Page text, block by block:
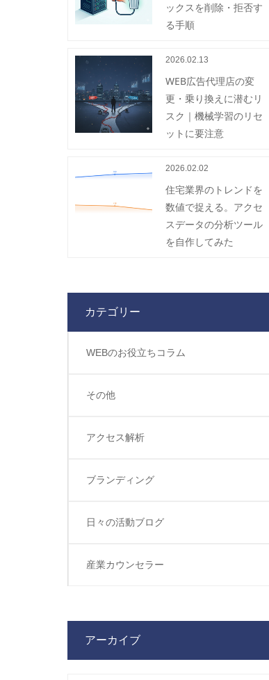
ックスを削除・拒否す
る手順
2026.02.13
WEB広告代理店の変
更・乗り換えに潜むリ
スク｜機械学習のリセ
ットに要注意
2026.02.02
住宅業界のトレンドを
数値で捉える。アクセ
スデータの分析ツール
を自作してみた
カテゴリー
WEBのお役立ちコラム
その他
アクセス解析
ブランディング
日々の活動ブログ
産業カウンセラー
アーカイブ